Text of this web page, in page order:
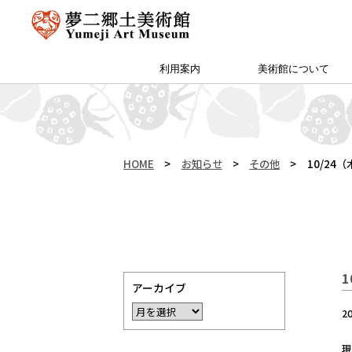
利用案内
夢二郷土美術館 本館
夢二生家記念館・少年山荘
アクセス・特別プラン
カフェ＆ショップ
予約方法・団体申込
サイトマップ
美術館について
館長挨拶
所蔵作品
友の会「ゆめびぃ」
お知らせ
（公財）両備文化振興財団
范曽美術館について
HOME > お知らせ > その他 > 10/24（
アーカイブ